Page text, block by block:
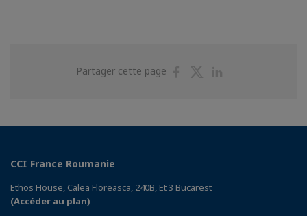
Partager cette page
PartagerPartager
CCI France Roumanie
Ethos House, Calea Floreasca, 240B, Et 3 Bucarest
(Accéder au plan)